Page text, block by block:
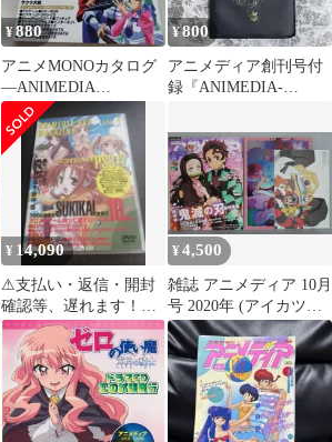
¥880
アニメMONOカタログ
―ANIMEDIA
YEARBOOK'98-'99
¥800
アニメディア創刊号付
録『ANIMEDIA-
¥ 14,090
⚠︎支払い・返信・開封
確認等、遅れます！様
リクエスト 10点 まとめ
商品
¥4,500
雑誌 アニメディア 10月
号 2020年 (アイカツオ
ンパレード クリアファ
イル & ポケットモンス
ター/富豪刑事
Balance:UNLIMITEDポ
スター付き) Magazine:
Animedia October 2020